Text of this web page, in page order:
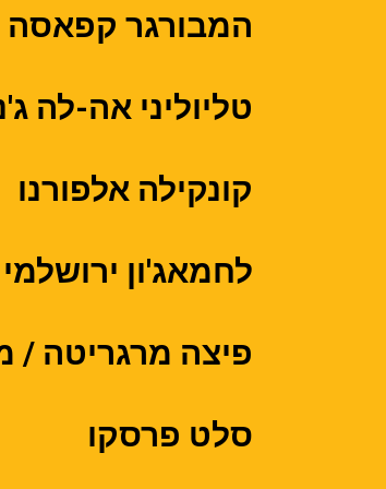
המבורגר קפאסה
טליוליני אה-לה
קונקילה אלפורנו
לחמאג'ון ירושלמי
פיצה מרגריטה /
סלט פרסקו